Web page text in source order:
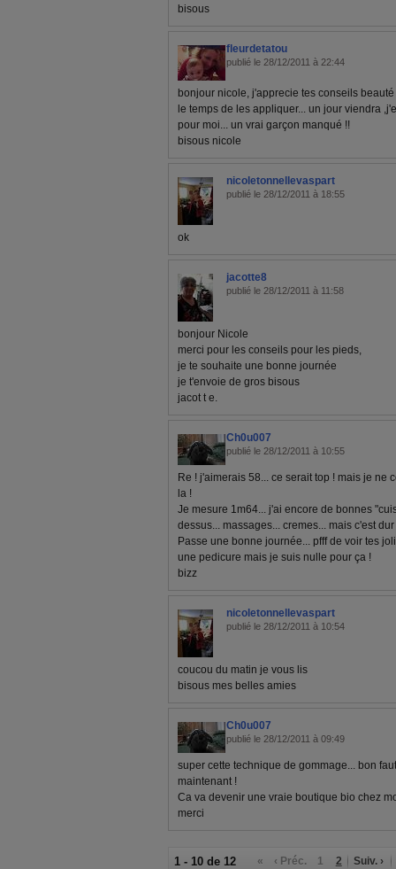
bisous
fleurdetatou
publié le 28/12/2011 à 22:44
bonjour nicole, j'apprecie tes conseils
le temps de les appliquer... un jour viendra
pour moi... un vrai garçon manqué !!
bisous nicole
nicoletonnellevaspart
publié le 28/12/2011 à 18:55
ok
jacotte8
publié le 28/12/2011 à 11:58
bonjour Nicole
merci pour les conseils pour les pieds,
je te souhaite une bonne journée
je t'envoie de gros bisous
jacot t e.
Ch0u007
publié le 28/12/2011 à 10:55
Re ! j'aimerais 58... ce serait top ! mais je ne
la !
Je mesure 1m64... j'ai encore de bonnes
dessus... massages... cremes... mais c'est
Passe une bonne journée... pfff de voir tes
une pedicure mais je suis nulle pour ça !
bizz
nicoletonnellevaspart
publié le 28/12/2011 à 10:54
coucou du matin je vous lis
bisous mes belles amies
Ch0u007
publié le 28/12/2011 à 09:49
super cette technique de gommage... bon
maintenant !
Ca va devenir une vraie boutique bio chez
merci
1 - 10 de 12 « ‹ Préc. 1 2 Suiv. ›